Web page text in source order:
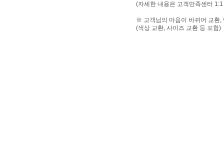
(자세한 내용은 고객만족센터
※ 고객님의 마음이 바뀌어 교환,
(색상 교환, 사이즈 교환 등 포함)